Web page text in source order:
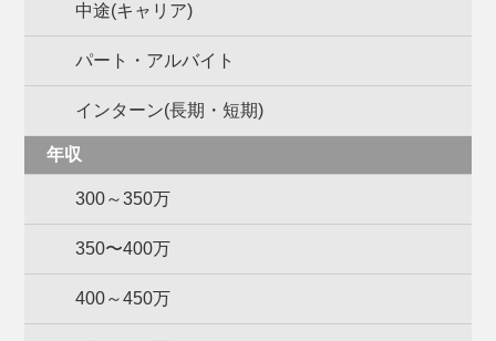
中途(キャリア)
パート・アルバイト
インターン(長期・短期)
年収
300～350万
350〜400万
400～450万